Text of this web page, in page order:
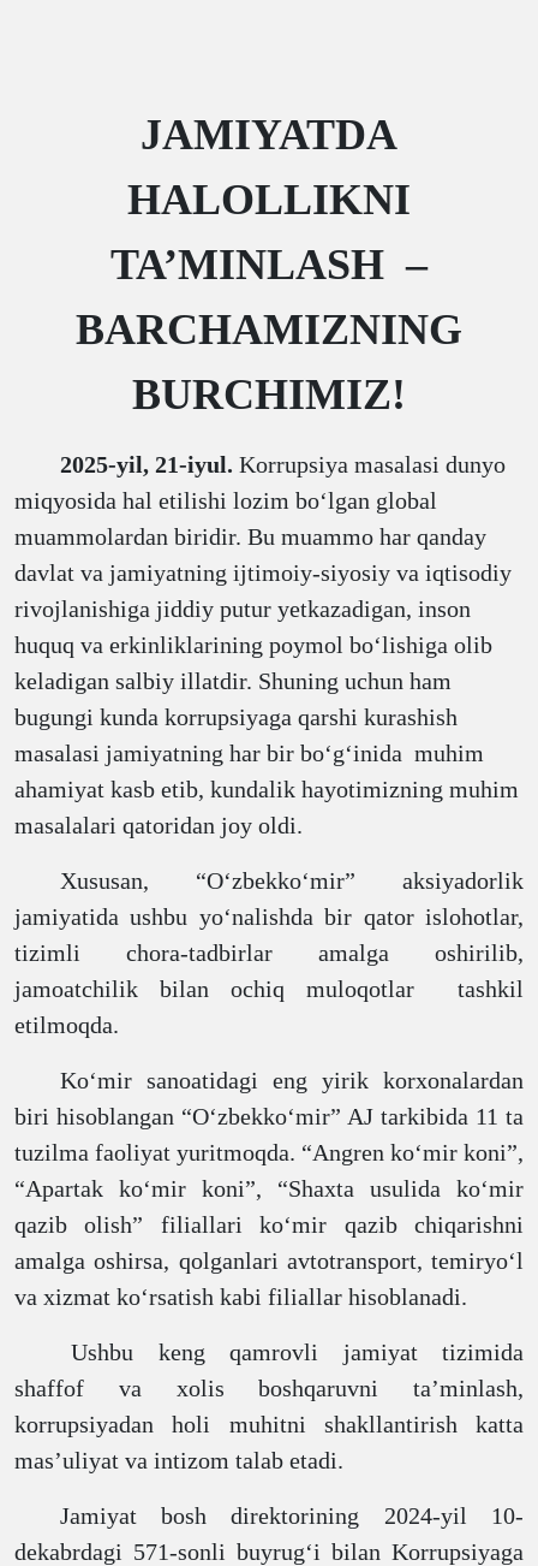
JAMIYATDA
HALOLLIKNI
TA’MINLASH –
BARCHAMIZNING
BURCHIMIZ!
2025-yil, 21-iyul. Korrupsiya masalasi dunyo
miqyosida hal etilishi lozim boʻlgan global
muammolardan biridir. Bu muammo har qanday
davlat va jamiyatning ijtimoiy-siyosiy va iqtisodiy
rivojlanishiga jiddiy putur yetkazadigan, inson
huquq va erkinliklarining poymol boʻlishiga olib
keladigan salbiy illatdir. Shuning uchun ham
bugungi kunda korrupsiyaga qarshi kurashish
masalasi jamiyatning har bir bo‘g‘inida muhim
ahamiyat kasb etib, kundalik hayotimizning muhim
masalalari qatoridan joy oldi.
Xususan, “O‘zbekko‘mir” aksiyadorlik
jamiyatida ushbu yo‘nalishda bir qator islohotlar,
tizimli chora-tadbirlar amalga oshirilib,
jamoatchilik bilan ochiq muloqotlar tashkil
etilmoqda.
Ko‘mir sanoatidagi eng yirik korxonalardan
biri hisoblangan “O‘zbekko‘mir” AJ tarkibida 11 ta
tuzilma faoliyat yuritmoqda. “Angren ko‘mir koni”,
“Apartak ko‘mir koni”, “Shaxta usulida ko‘mir
qazib olish” filiallari ko‘mir qazib chiqarishni
amalga oshirsa, qolganlari avtotransport, temiryo‘l
va xizmat ko‘rsatish kabi filiallar hisoblanadi.
Ushbu keng qamrovli jamiyat tizimida
shaffof va xolis boshqaruvni ta’minlash,
korrupsiyadan holi muhitni shakllantirish katta
mas’uliyat va intizom talab etadi.
Jamiyat bosh direktorining 2024-yil 10-
dekabrdagi 571-sonli buyrug‘i bilan Korrupsiyaga